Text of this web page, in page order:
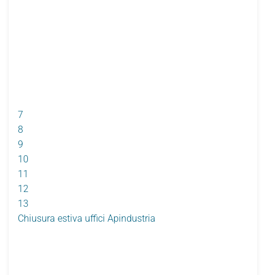
7
8
9
10
11
12
13
Chiusura estiva uffici Apindustria